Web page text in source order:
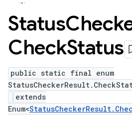
Status
CheckStatus
public static final enum
extends
Enum<